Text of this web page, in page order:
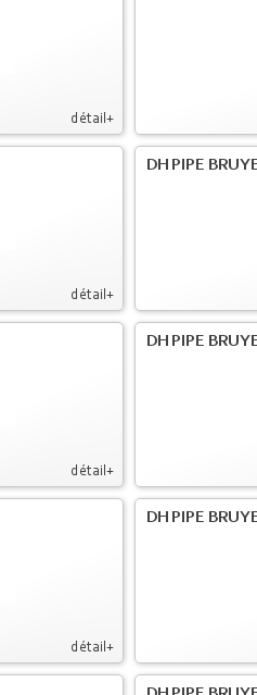
détail+
détail+
DH PIPE
détail+
DH PIPE
détail+
DH PIPE